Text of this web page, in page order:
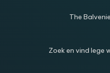
The
Zoek en vind lege